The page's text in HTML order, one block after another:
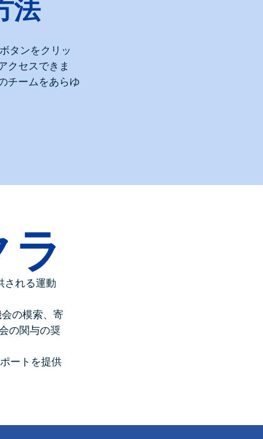
法
タンをクリッ
クセスできま
チームをあらゆ
される運動
の模索、寄
の関与の奨
ートを提供